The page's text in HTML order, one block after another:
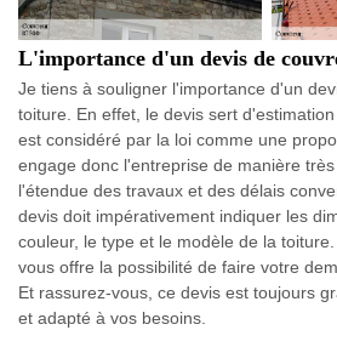
L'importance d'un devis de
Je tiens à souligner l'importance d'un
toiture. En effet, le devis sert
est considéré par la loi comme une
engage donc l'entreprise de manière
l'étendue des travaux et des délais
devis doit impérativement indiquer les
couleur, le type et le modèle de la
vous offre la possibilité de faire votre
Et rassurez-vous, ce devis est toujours
et adapté à vos besoins.